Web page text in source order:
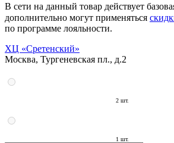
В сети на данный товар действует
дополнительно могут применяться
по программе лояльности.
ХЦ «Сретенский»
Москва, Тургеневская пл., д.2
2 шт.
1 шт.